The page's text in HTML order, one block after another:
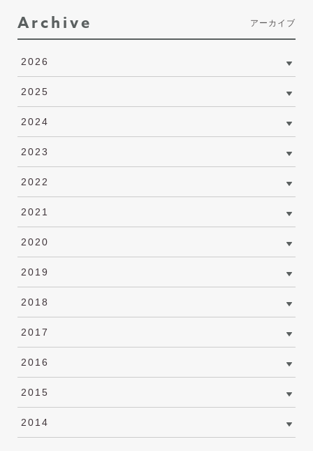
Archive アーカイブ
2026
2025
2024
2023
2022
2021
2020
2019
2018
2017
2016
2015
2014